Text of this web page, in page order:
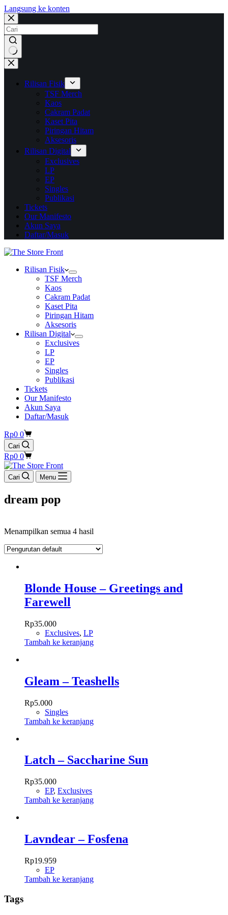
Langsung ke konten
No
results
Rilisan Fisik
TSF Merch
Kaos
Cakram Padat
Kaset Pita
Piringan Hitam
Aksesoris
Rilisan Digital
Exclusives
LP
EP
Singles
Publikasi
Tickets
Our Manifesto
Akun Saya
Daftar/Masuk
Rilisan Fisik
TSF Merch
Kaos
Cakram Padat
Kaset Pita
Piringan Hitam
Aksesoris
Rilisan Digital
Exclusives
LP
EP
Singles
Publikasi
Tickets
Our Manifesto
Akun Saya
Daftar/Masuk
Shopping
cart
Rp0 0
Cari
Shopping
cart
Rp0 0
Cari Menu
dream pop
Menampilkan semua 4 hasil
Blonde House – Greetings and
Farewell
Rp35.000
Exclusives, LP
Tambah ke keranjang
Gleam – Teashells
Rp5.000
Singles
Tambah ke keranjang
Latch – Saccharine Sun
Rp35.000
EP, Exclusives
Tambah ke keranjang
Lavndear – Fosfena
Rp19.959
EP
Tambah ke keranjang
Tags